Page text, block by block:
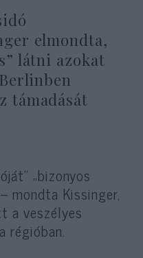
elmondta,
látni azokat
támadását
„bizonyos
mondta Kissinger,
a veszélyes
régióban.